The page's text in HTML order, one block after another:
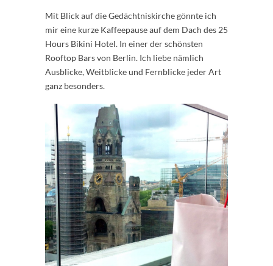
Mit Blick auf die Gedächtniskirche gönnte ich
mir eine kurze Kaffeepause auf dem Dach des 25
Hours Bikini Hotel. In einer der schönsten
Rooftop Bars von Berlin. Ich liebe nämlich
Ausblicke, Weitblicke und Fernblicke jeder Art
ganz besonders.